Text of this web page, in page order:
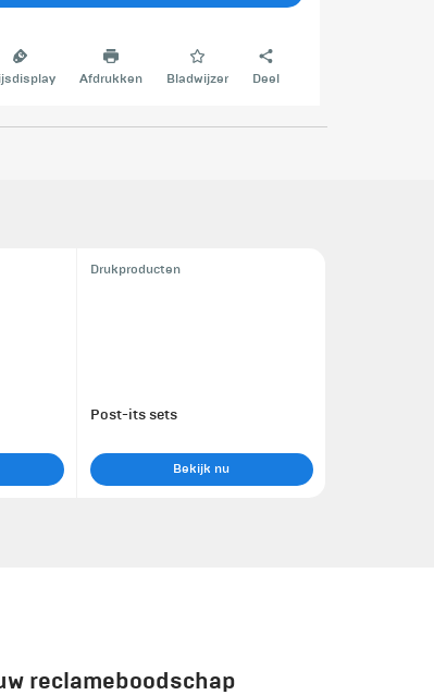
Afdrukken Bladwijzer Deel
Drukproducten
Post-its sets
Bekijk nu
reclameboodschap